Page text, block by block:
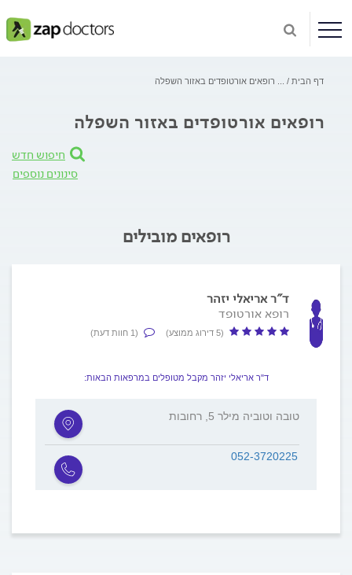
דף הבית רופאים אורטופדים באזור השפלה
רופאים אורטופדים באזור השפלה
חיפוש חדש
סינונים נוספים
רופאים מובילים
ד"ר אריאלי יזהר
רופא אורטופד
(5 דירוג ממוצע) (1 חוות דעת)
ד"ר אריאלי יזהר מקבל מטופלים במרפאות הבאות:
טובה וטוביה מילר 5, רחובות
052-3720225